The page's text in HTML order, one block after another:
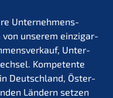
Unternehmens­
von unserem einzig­ar­
Unter­
Kompe­ten­te
Deutsch­land, Öster­
Ländern setzen